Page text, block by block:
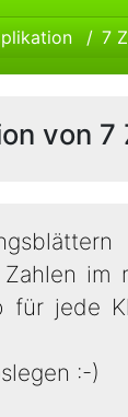
7
von 7
für jede
:-)